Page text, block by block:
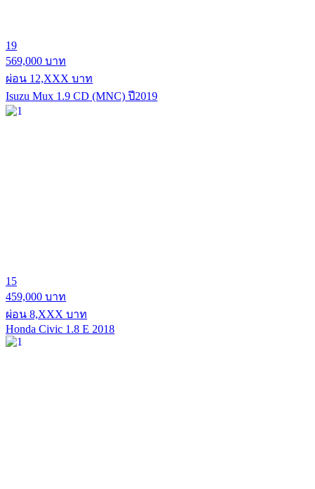
19
569,000 บาท
ผ่อน 12,XXX บาท
Isuzu Mux 1.9 CD (MNC) ปี2019
15
459,000 บาท
ผ่อน 8,XXX บาท
Honda Civic 1.8 E 2018